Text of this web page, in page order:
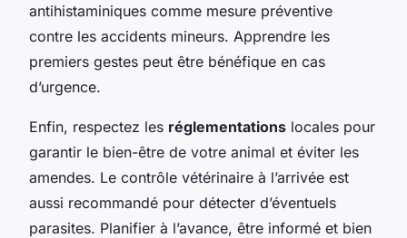
antihistaminiques comme mesure préventive
contre les accidents mineurs. Apprendre les
premiers gestes peut être bénéfique en cas
d’urgence.
Enfin, respectez les réglementations locales pour
garantir le bien-être de votre animal et éviter les
amendes. Le contrôle vétérinaire à l’arrivée est
aussi recommandé pour détecter d’éventuels
parasites. Planifier à l’avance, être informé et bien